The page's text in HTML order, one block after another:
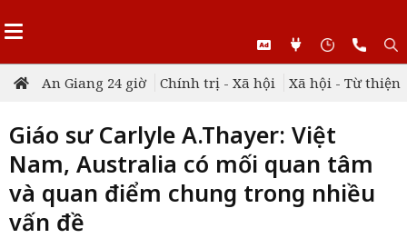
An Giang 24 giờ Chính trị - Xã hội Xã hội - Từ thiện
Giáo sư Carlyle A.Thayer: Việt
Nam, Australia có mối quan tâm
và quan điểm chung trong nhiều
vấn đề